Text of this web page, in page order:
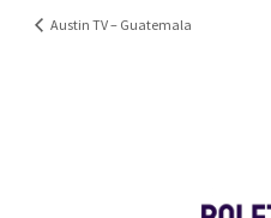
Austin TV – Guatemala